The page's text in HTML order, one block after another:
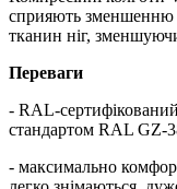
сприяють
тканин ніг,
Переваги
- RAL-
стандартом RAL GZ-
- максимально